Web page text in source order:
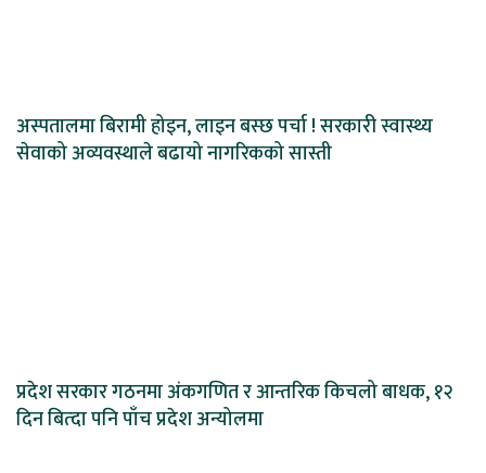
अस्पतालमा बिरामी होइन, लाइन बस्छ पर्चा ! सरकारी स्वास्थ्य
सेवाको अव्यवस्थाले बढायो नागरिकको सास्ती
प्रदेश सरकार गठनमा अंकगणित र आन्तरिक किचलो बाधक, १२
दिन बित्दा पनि पाँच प्रदेश अन्योलमा